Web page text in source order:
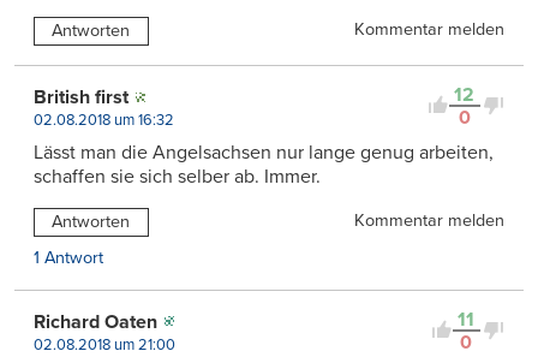
Antworten Kommentar melden
12
0
British first
02.08.2018 um 16:32
Lässt man die Angelsachsen nur lange genug arbeiten,
schaffen sie sich selber ab. Immer.
Antworten
Kommentar melden
1 Antwort
11
0
Richard Oaten
02.08.2018 um 21:00